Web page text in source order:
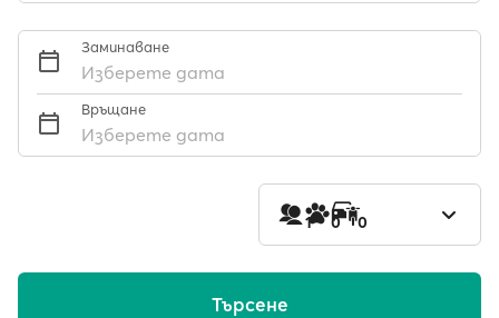
Заминаване
Изберете дата
Връщане
Изберете дата
1 0 0
Търсене